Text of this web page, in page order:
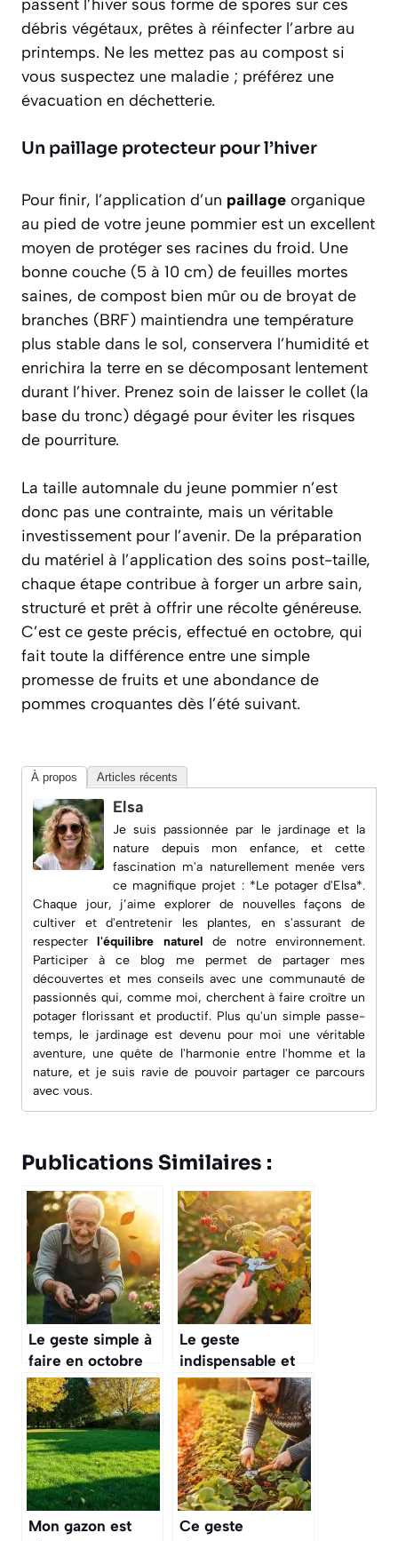
passent l’hiver sous forme de spores sur ces
débris végétaux, prêtes à réinfecter l’arbre au
printemps. Ne les mettez pas au compost si
vous suspectez une maladie ; préférez une
évacuation en déchetterie.
Un paillage protecteur pour l’hiver
Pour finir, l’application d’un paillage organique
au pied de votre jeune pommier est un excellent
moyen de protéger ses racines du froid. Une
bonne couche (5 à 10 cm) de feuilles mortes
saines, de compost bien mûr ou de broyat de
branches (BRF) maintiendra une température
plus stable dans le sol, conservera l’humidité et
enrichira la terre en se décomposant lentement
durant l’hiver. Prenez soin de laisser le collet (la
base du tronc) dégagé pour éviter les risques
de pourriture.
La taille automnale du jeune pommier n’est
donc pas une contrainte, mais un véritable
investissement pour l’avenir. De la préparation
du matériel à l’application des soins post-taille,
chaque étape contribue à forger un arbre sain,
structuré et prêt à offrir une récolte généreuse.
C’est ce geste précis, effectué en octobre, qui
fait toute la différence entre une simple
promesse de fruits et une abondance de
pommes croquantes dès l’été suivant.
À propos Articles récents
Elsa
Je suis passionnée par le jardinage et la
nature depuis mon enfance, et cette
fascination m'a naturellement menée vers
ce magnifique projet : *Le potager d'Elsa*.
Chaque jour, j’aime explorer de nouvelles façons de
cultiver et d'entretenir les plantes, en s'assurant de
respecterl'équilibre naturel de notre environnement.
Participer à ce blog me permet de partager mes
découvertes et mes conseils avec une communauté de
passionnés qui, comme moi, cherchent à faire croître un
potager florissant et productif. Plus qu'un simple passe-
temps, le jardinage est devenu pour moi une véritable
aventure, une quête de l'harmonie entre l'homme et la
nature, et je suis ravie de pouvoir partager ce parcours
avec vous.
Publications Similaires :
Le geste simple à
faire en octobre
qui garantit une
véritable
explosion de roses
en juin prochain
Le geste
indispensable et
pourtant si
souvent oublié
pour vos
framboisiers en
automne qui
garantit la
prochaine récolte
Mon gazon est
Ce geste